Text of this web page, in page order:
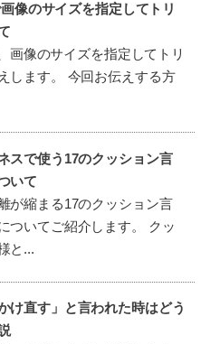
像のサイズを指定してトリ
画像のサイズを指定してトリ
します。 今回お伝えする方
スで使う17のクッション言
いて
が縮まる17のクッション言
ついてご紹介します。 クッ
と...
け直す」と言われた時はどう